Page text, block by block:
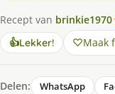
Recept van brinkie1970
👍Lekker! Maak
Delen: WhatsApp